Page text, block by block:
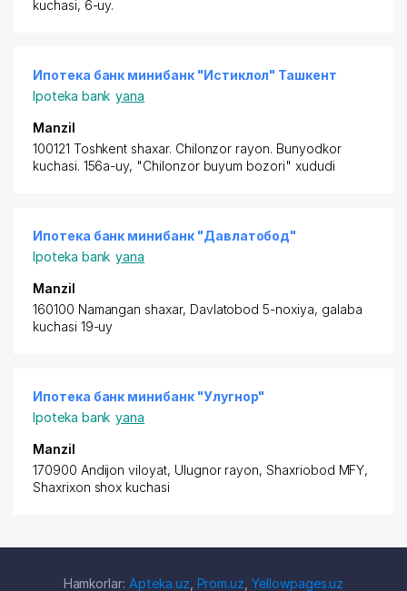
kuchasi, 6-uy.
Ипотека банк минибанк "Истиклол" Ташкент
Ipoteka bank yana
Manzil
100121 Toshkent shaxar. Chilonzor rayon. Bunyodkor
kuchasi. 156a-uy, "Chilonzor buyum bozori" xududi
Ипотека банк минибанк "Давлатобод"
Ipoteka bank yana
Manzil
160100 Namangan shaxar, Davlatobod 5-noxiya, galaba
kuchasi 19-uy
Ипотека банк минибанк "Улугнор"
Ipoteka bank yana
Manzil
170900 Andijon viloyat, Ulugnor rayon, Shaxriobod MFY,
Shaxrixon shox kuchasi
Hamkorlar: Apteka.uz Prom.uz ,Yellowpages.uz